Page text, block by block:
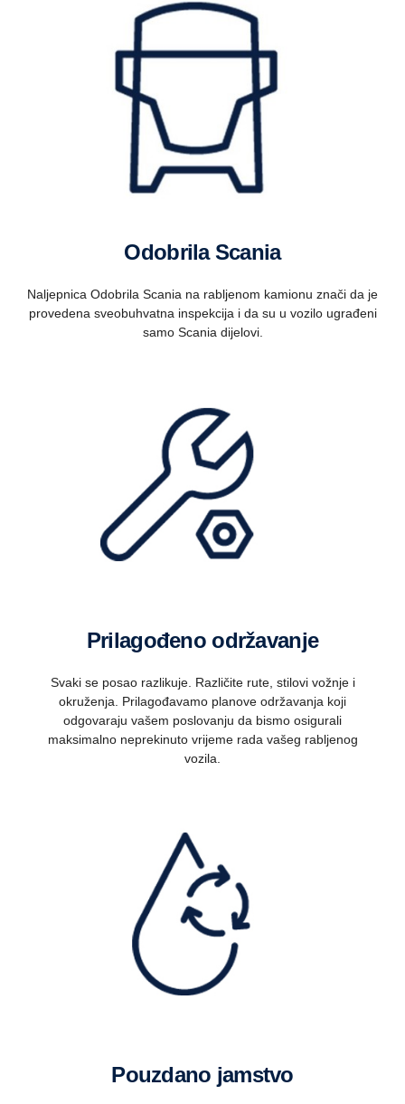
Odobrila Scania
Naljepnica Odobrila Scania na rabljenom kamionu znači da je
provedena sveobuhvatna inspekcija i da su u vozilo ugrađeni
samo Scania dijelovi.
Prilagođeno održavanje
Svaki se posao razlikuje. Različite rute, stilovi vožnje i
okruženja. Prilagođavamo planove održavanja koji
odgovaraju vašem poslovanju da bismo osigurali
maksimalno neprekinuto vrijeme rada vašeg rabljenog
vozila.
Pouzdano jamstvo